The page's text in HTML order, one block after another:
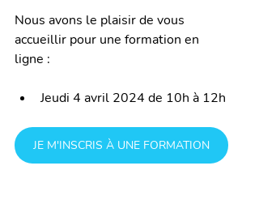
Nous avons le plaisir de vous
accueillir pour une formation en
ligne :
Jeudi 4 avril 2024 de 10h à 12h
JE M'INSCRIS À UNE FORMATION